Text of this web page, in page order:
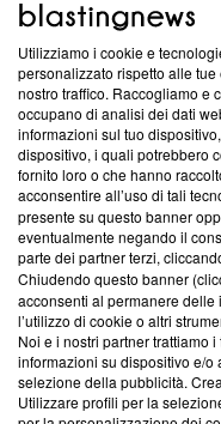
ABOUT LINEA
Questa sezione offre
News, sui nostri
creare news di qualità.
‘Trust Project - News
ancora membro del
parte; Trust Project non
conformità agli standard.
Su di noi
Team editoriale
Corporate
Redazione
Utilizziamo i cookie e
personalizzato rispetto alle
nostro traffico. Raccogliamo e
occupano di analisi dei dati
informazioni sul tuo
dispositivo, i quali potrebbero
fornito loro o che hanno
acconsentire all’uso di tali
presente su questo banner
eventualmente negando il
parte dei partner terzi,
Chiudendo questo banner
acconsenti al permanere
l’utilizzo di cookie o altri
Noi e i nostri partner trattiamo
informazioni su dispositivo e/o
selezione della pubblicità.
Utilizzare profili per la